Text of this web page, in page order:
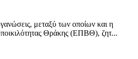
μεταξύ των οποίων και η
Θράκης (ΕΠΒΘ), ζητ...